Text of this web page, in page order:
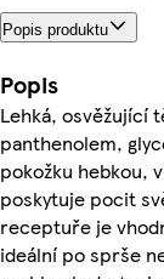
Popis produktu
Popis
Lehká, osvěžující
panthenolem,
pokožku hebkou,
poskytuje pocit
receptuře je
ideální po sprše